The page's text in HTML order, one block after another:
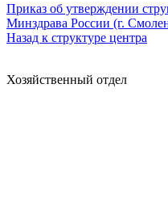
Приказ об утверждении
Минздрава России (г.
Назад к структуре центра
Хозяйственный отдел